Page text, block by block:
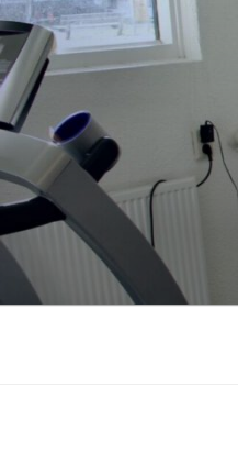
Naar
de
inhoud
springen